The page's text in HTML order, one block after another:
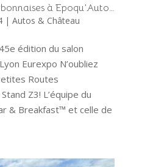
à Epoqu’Auto…
| Autos & Château
édition du salon
Eurexpo N’oubliez
Routes
Z3! L’équipe du
& Breakfast™ et celle de